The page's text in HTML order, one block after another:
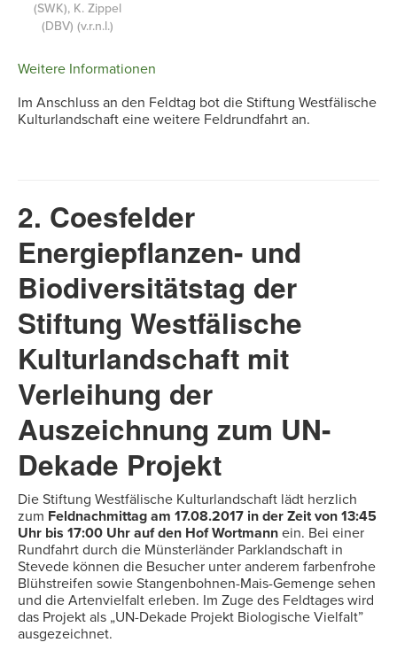
(SWK), K. Zippel
(DBV) (v.r.n.l.)
Weitere Informationen
Im Anschluss an den Feldtag bot die Stiftung Westfälische
Kulturlandschaft eine weitere Feldrundfahrt an.
2. Coesfelder
Energiepflanzen- und
Biodiversitätstag der
Stiftung Westfälische
Kulturlandschaft mit
Verleihung der
Auszeichnung zum UN-
Dekade Projekt
Die Stiftung Westfälische Kulturlandschaft lädt herzlich
zum Feldnachmittag am 17.08.2017 in der Zeit von 13:45
Uhr bis 17:00 Uhr auf den Hof Wortmann ein. Bei einer
Rundfahrt durch die Münsterländer Parklandschaft in
Stevede können die Besucher unter anderem farbenfrohe
Blühstreifen sowie Stangenbohnen-Mais-Gemenge sehen
und die Artenvielfalt erleben. Im Zuge des Feldtages wird
das Projekt als „UN-Dekade Projekt Biologische Vielfalt”
ausgezeichnet.